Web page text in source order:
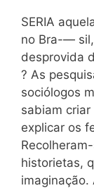
SERIA
no Bra-—
desprovida
? As
sociólogos
sabiam
explicar os
historietas,
imaginação.